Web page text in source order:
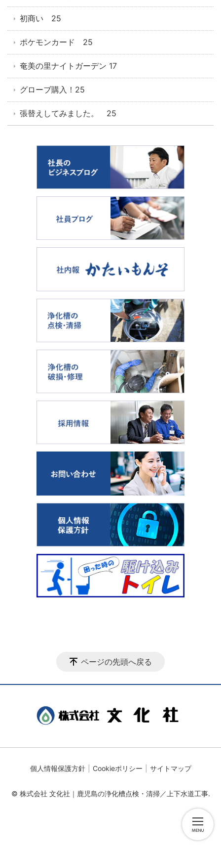
初商い 25
ポケモンカード 25
奄美の里ナイトガーデン 17
グローブ購入！25
張替えしてみました。 25
ページの先頭へ戻る
個人情報保護方針 Cookieポリシー サイトマップ
© 株式会社 文化社｜鹿児島の浄化槽点検・清掃／上下水道工事.